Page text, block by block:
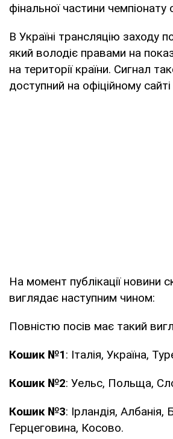
фінальної частини чемпіонату
В Україні трансляцію заходу
який володіє правами на
на території країни. Сигнал
доступний на офіційному
На момент публікації новини
виглядає наступним чином:
Повністю посів має такий
Кошик №1: Італія, Україна,
Кошик №2: Уельс, Польща,
Кошик №3: Ірландія, Албанія,
Герцеговина, Косово.